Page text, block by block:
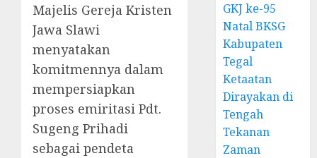
Majelis Gereja Kristen
Jawa Slawi
menyatakan
komitmennya dalam
mempersiapkan
proses emiritasi Pdt.
Sugeng Prihadi
sebagai pendeta
GKJ ke-95
Natal BKSG
Kabupaten
Tegal
Ketaatan
Dirayakan di
Tengah
Tekanan
Zaman